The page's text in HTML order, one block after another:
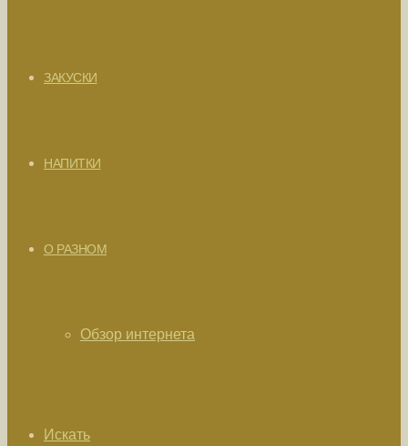
ЗАКУСКИ
НАПИТКИ
О РАЗНОМ
Обзор интернета
Искать